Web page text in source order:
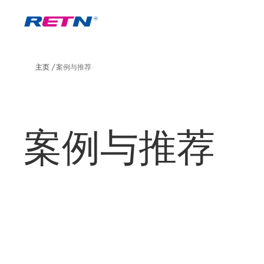
主页 案例与推荐
案例与推荐